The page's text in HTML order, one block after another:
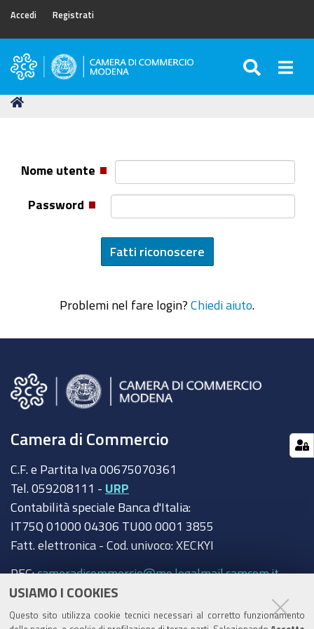
USIAMO I COOKIES
Questo sito utilizza cookie tecnici necessari al corretto funzionamento
Accedi Registrati
Camera
Commercio
Tu
Nome utente
Password
Problemi nel fare login? Chiedi aiuto
Camera di Commercio
C.F. e Partita Iva 00675070361
Tel. 059208111 - URP
Contabilità speciale Banca d'Italia:
IT75Q 01000 04306 TU00 0001 3855
Fatt. elettronica - Cod. univoco: XECKYI
PEC:cameradicommercio@mo.legalmail.camcom.it
Trasparenza